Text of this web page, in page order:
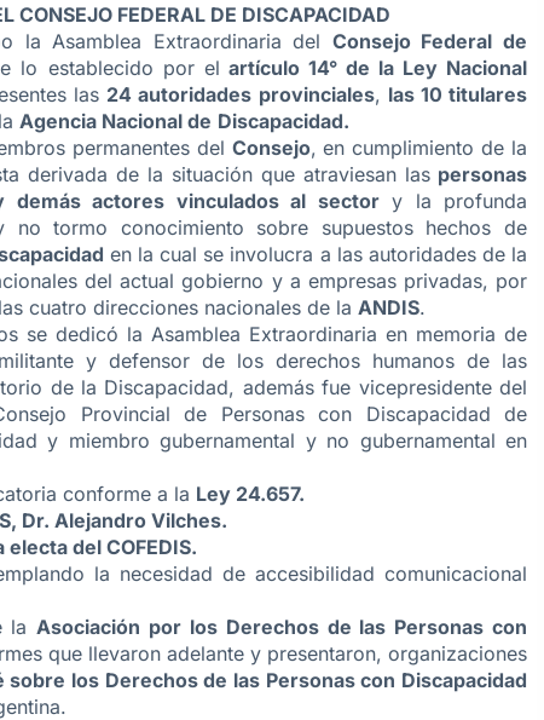
CONSEJO FEDERAL DE DISCAPACIDAD
la Asamblea Extraordinaria del Consejo Federal de
lo establecido por el artículo 14° de la Ley Nacional
las 24 autoridades provinciales, las 10 titulares
Agencia Nacional de Discapacidad.
permanentes del Consejo, en cumplimiento de la
derivada de la situación que atraviesan las personas
demás actores vinculados al sectory la profunda
tormo conocimiento sobre supuestos hechos de
en la cual se involucra a las autoridades de la
del actual gobierno y a empresas privadas, por
cuatro direcciones nacionales de la ANDIS.
se dedicó la Asamblea Extraordinaria en memoria de
y defensor de los derechos humanos de las
de la Discapacidad, además fue vicepresidente del
Provincial de Personas con Discapacidad de
y miembro gubernamental y no gubernamental en
conforme a la Ley 24.657.
Dr. Alejandro Vilches.
del COFEDIS.
la necesidad de accesibilidad comunicacional
la Asociación por los Derechos de las Personas con
que llevaron adelante y presentaron, organizaciones
sobre los Derechos de las Personas con Discapacidad